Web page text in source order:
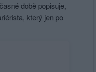
době popisuje,
který jen po